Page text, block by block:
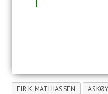
EIRIK MATHIASSEN ASKØY